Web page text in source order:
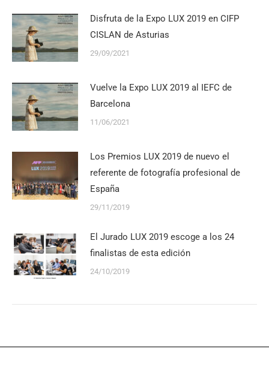
Disfruta de la Expo LUX 2019 en CIFP
CISLAN de Asturias
29/09/2021
Vuelve la Expo LUX 2019 al IEFC de
Barcelona
11/06/2021
Los Premios LUX 2019 de nuevo el
referente de fotografía profesional de
España
29/11/2019
El Jurado LUX 2019 escoge a los 24
finalistas de esta edición
24/10/2019